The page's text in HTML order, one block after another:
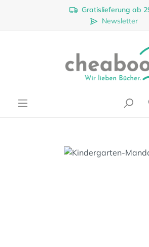
Zum Hauptinhalt springenGratislieferung ab
Newsletter
Bildergalerie überspringen